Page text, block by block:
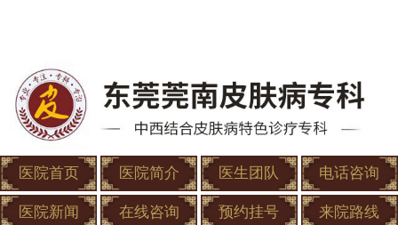
医院首页 医院简介 医生团队 电话咨询
医院新闻 在线咨询 预约挂号 来院路线